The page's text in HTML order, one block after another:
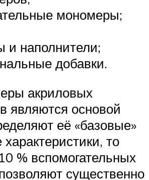
мономеры;
и наполнители;
добавки.
акриловых
являются основой
её «базовые»
характеристики, то
% вспомогательных
существенно